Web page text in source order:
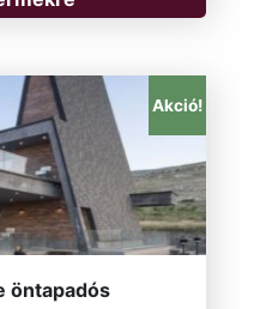
Akció!
öntapadós